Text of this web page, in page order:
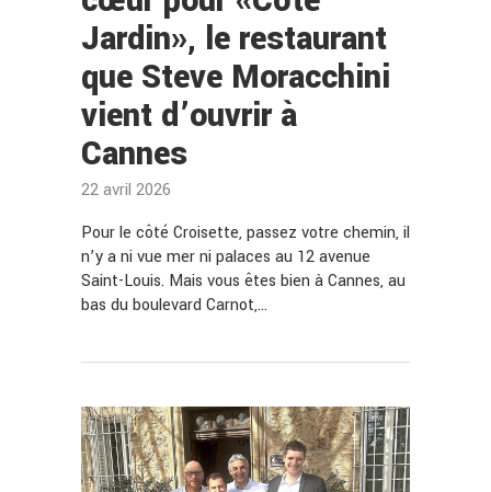
Jardin», le restaurant
que Steve Moracchini
vient d’ouvrir à
Cannes
22 avril 2026
Pour le côté Croisette, passez votre chemin, il
n’y a ni vue mer ni palaces au 12 avenue
Saint-Louis. Mais vous êtes bien à Cannes, au
bas du boulevard Carnot,…